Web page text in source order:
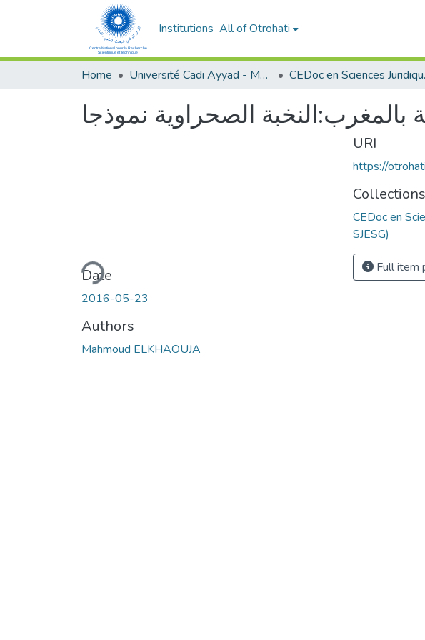
Institutions All of Otrohati
Home Université Cadi Ayyad - Marrakech CEDoc en
بالمغرب:النخبة الصحراوية نموذجا
Loading...
Date
2016-05-23
Authors
Mahmoud ELKHAOUJA
URI
https://
Collections
CEDoc en
SJESG)
Full item